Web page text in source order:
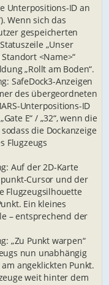
Unterpositions-ID an
Wenn sich das
gespeicherten
„Unser
<Name>“
„Rollt am Boden“.
SafeDock3-Anzeigen
des übergeordneten
Unterpositions-ID
E“ / „32“, wenn die
die Dockanzeige
Flugzeugs
Auf der 2D-Karte
Cursor und der
Flugzeugsilhouette
Ein kleines
– entsprechend der
„Zu Punkt warpen“
nun unabhängig
angeklickten Punkt.
weit hinter dem